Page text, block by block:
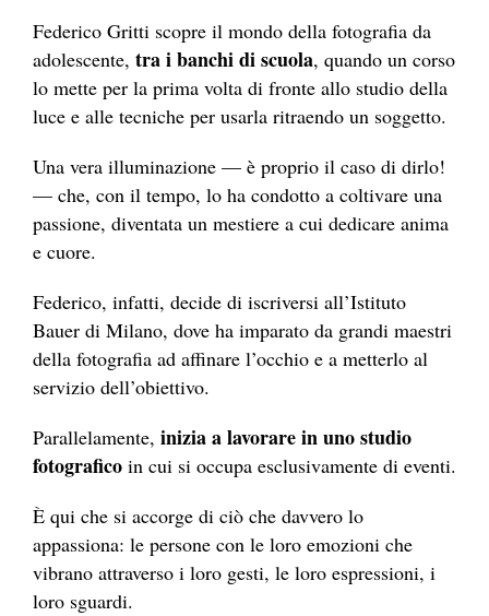
Federico Gritti scopre il mondo della fotografia da
adolescente, tra i banchi di scuola, quando un corso
lo mette per la prima volta di fronte allo studio della
luce e alle tecniche per usarla ritraendo un soggetto.
Una vera illuminazione — è proprio il caso di dirlo!
— che, con il tempo, lo ha condotto a coltivare una
passione, diventata un mestiere a cui dedicare anima
e cuore.
Federico, infatti, decide di iscriversi all’Istituto
Bauer di Milano, dove ha imparato da grandi maestri
della fotografia ad affinare l’occhio e a metterlo al
servizio dell’obiettivo.
Parallelamente, inizia a lavorare in uno studio
fotografico in cui si occupa esclusivamente di eventi.
È qui che si accorge di ciò che davvero lo
appassiona: le persone con le loro emozioni che
vibrano attraverso i loro gesti, le loro espressioni, i
loro sguardi.